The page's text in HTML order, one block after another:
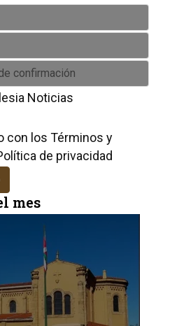
Noticias
con los Términos y
de privacidad
mes